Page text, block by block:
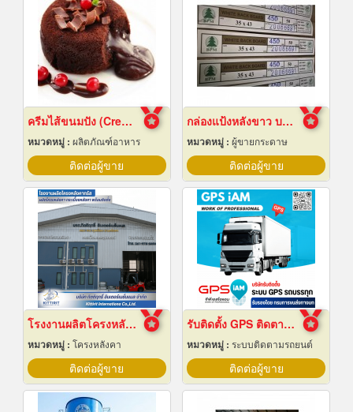
ครีมไส้ขนมปัง (Cream fillings for bread)
หมวดหมู่ : ผลิตภัณฑ์อาหาร
ติดต่อผู้ขาย
กล่องแป้งหลังขาว บางเลนเกรดA(BL-Aหลังขาว)
หมวดหมู่ : ผู้ขายกระดาษ
ติดต่อผู้ขาย
โรงงานผลิตโครงหลังคาสำเร็จรูป
หมวดหมู่ : โครงหลังคา
ติดต่อผู้ขาย
รับติดตั้ง GPS ติดตามรถบรรทุก
หมวดหมู่ : ระบบติดตามรถยนต์
ติดต่อผู้ขาย